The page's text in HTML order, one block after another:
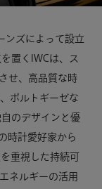
ンズによって設立
置くIWCは、ス
せ、高品質な時
ポルトギーゼな
のデザインと優
時計愛好家から
重視した持続可
ネルギーの活用